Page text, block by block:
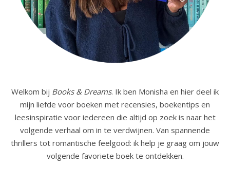
Welkom bij Books & Dreams. Ik ben Monisha en hier deel ik
mijn liefde voor boeken met recensies, boekentips en
leesinspiratie voor iedereen die altijd op zoek is naar het
volgende verhaal om in te verdwijnen. Van spannende
thrillers tot romantische feelgood: ik help je graag om jouw
volgende favoriete boek te ontdekken.